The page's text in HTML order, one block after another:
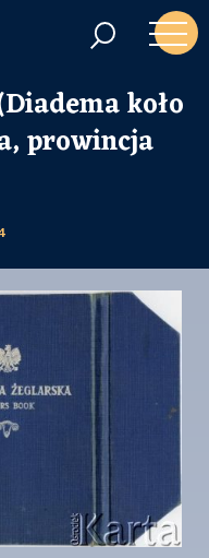
koło
prowincja